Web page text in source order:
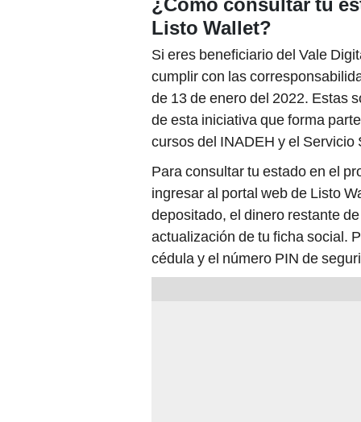
Listo Wallet?
Si eres beneficiario del Vale
cumplir con las
de 13 de enero del 2022. Estas
de esta iniciativa que forma
cursos del INADEH y el Servicio
Para consultar tu estado en el
ingresar al portal web de Listo
depositado, el dinero restante
actualización de tu ficha social.
cédula y el número PIN de